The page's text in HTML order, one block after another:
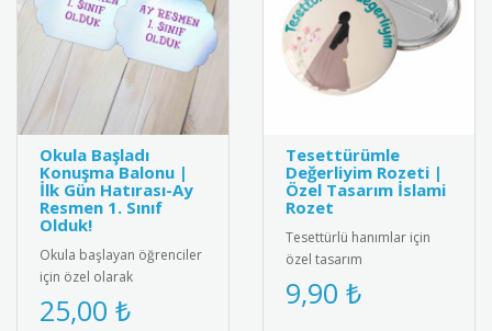
Okula Başladı
Konuşma Balonu |
İlk Gün Hatırası-Ay
Resmen 1. Sınıf
Olduk!
Okula başlayan öğrenciler
için özel olarak
tasarlanmış konuşma
balonu. Anaokulu, ilkokul
25,00 ₺
Tesettürümle
Değerliyim Rozeti |
Özel Tasarım İslami
Rozet
Tesettürlü hanımlar için
özel tasarım
"Tesettürümle Değerliyim"
rozeti. Yüksek kaliteli metal
9,90 ₺